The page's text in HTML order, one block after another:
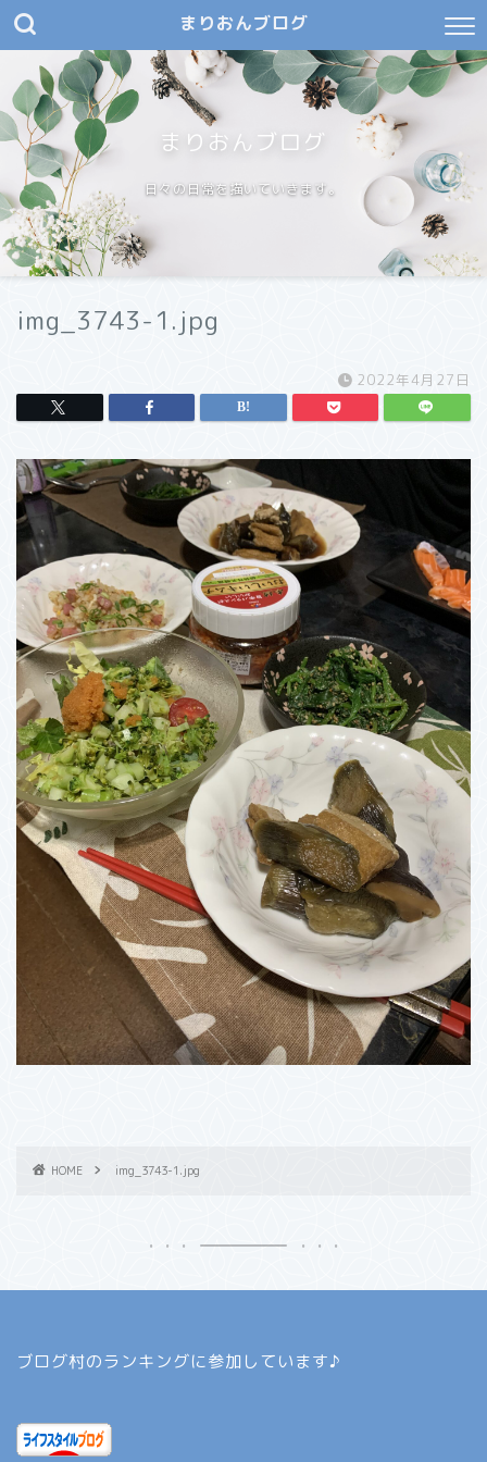
まりおんブログ
まりおんブログ
日々の日常を描いていきます。
img_3743-1.jpg
2022年4月27日
HOME img_3743-1.jpg
ブログ村のランキングに参加しています♪